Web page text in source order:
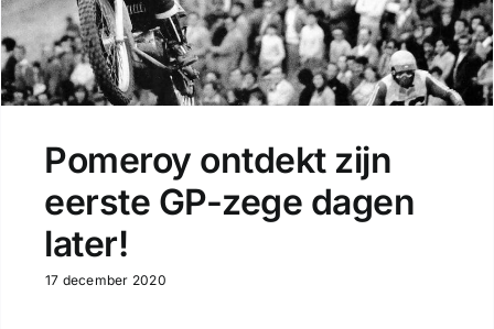
Pomeroy ontdekt zijn
eerste GP-zege dagen
later!
17 december 2020